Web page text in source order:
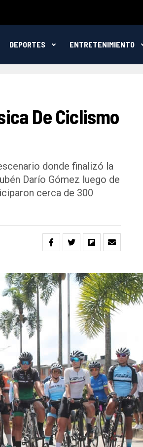
DEPORTES ENTRETENIMIENTO
De Ciclismo
donde finalizó la
Darío Gómez luego de
cerca de 300